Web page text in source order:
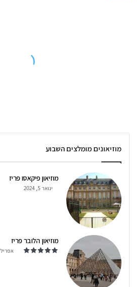
מוזיאונים מומלצים השבוע
מוזיאון פיקאסו פריז
ינואר 5, 2024
מוזיאון הלובר פריז
אפריל 4, 2024